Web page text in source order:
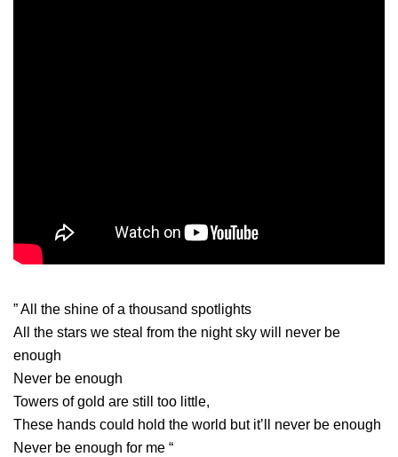
” All the shine of a thousand spotlights
All the stars we steal from the night sky will never be
enough
Never be enough
Towers of gold are still too little,
These hands could hold the world but it’ll never be enough
Never be enough for me “